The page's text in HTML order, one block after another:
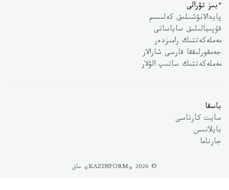
ءبىز تۋرالى
پايدالانۋشىلىق كەلىسىم
قۇپىيالىلىق ساياساتى
مەملەكەتتىك رامىزدەر
جەمقورلىققا قارسى شارالار
مەملەكەتتىك ساتىپ الۋلار
باسقا
سايت كارتاسى
بايلانىس
جارناما
© 2026 «KAZINFORM» حاق